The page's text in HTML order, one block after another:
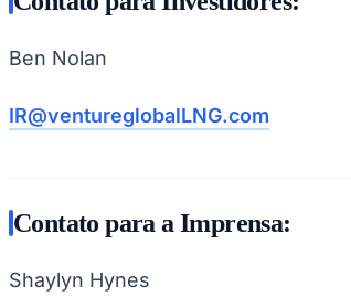
Ben Nolan
IR@ventureglobalLNG.com
Contato para a Imprensa:
Shaylyn Hynes